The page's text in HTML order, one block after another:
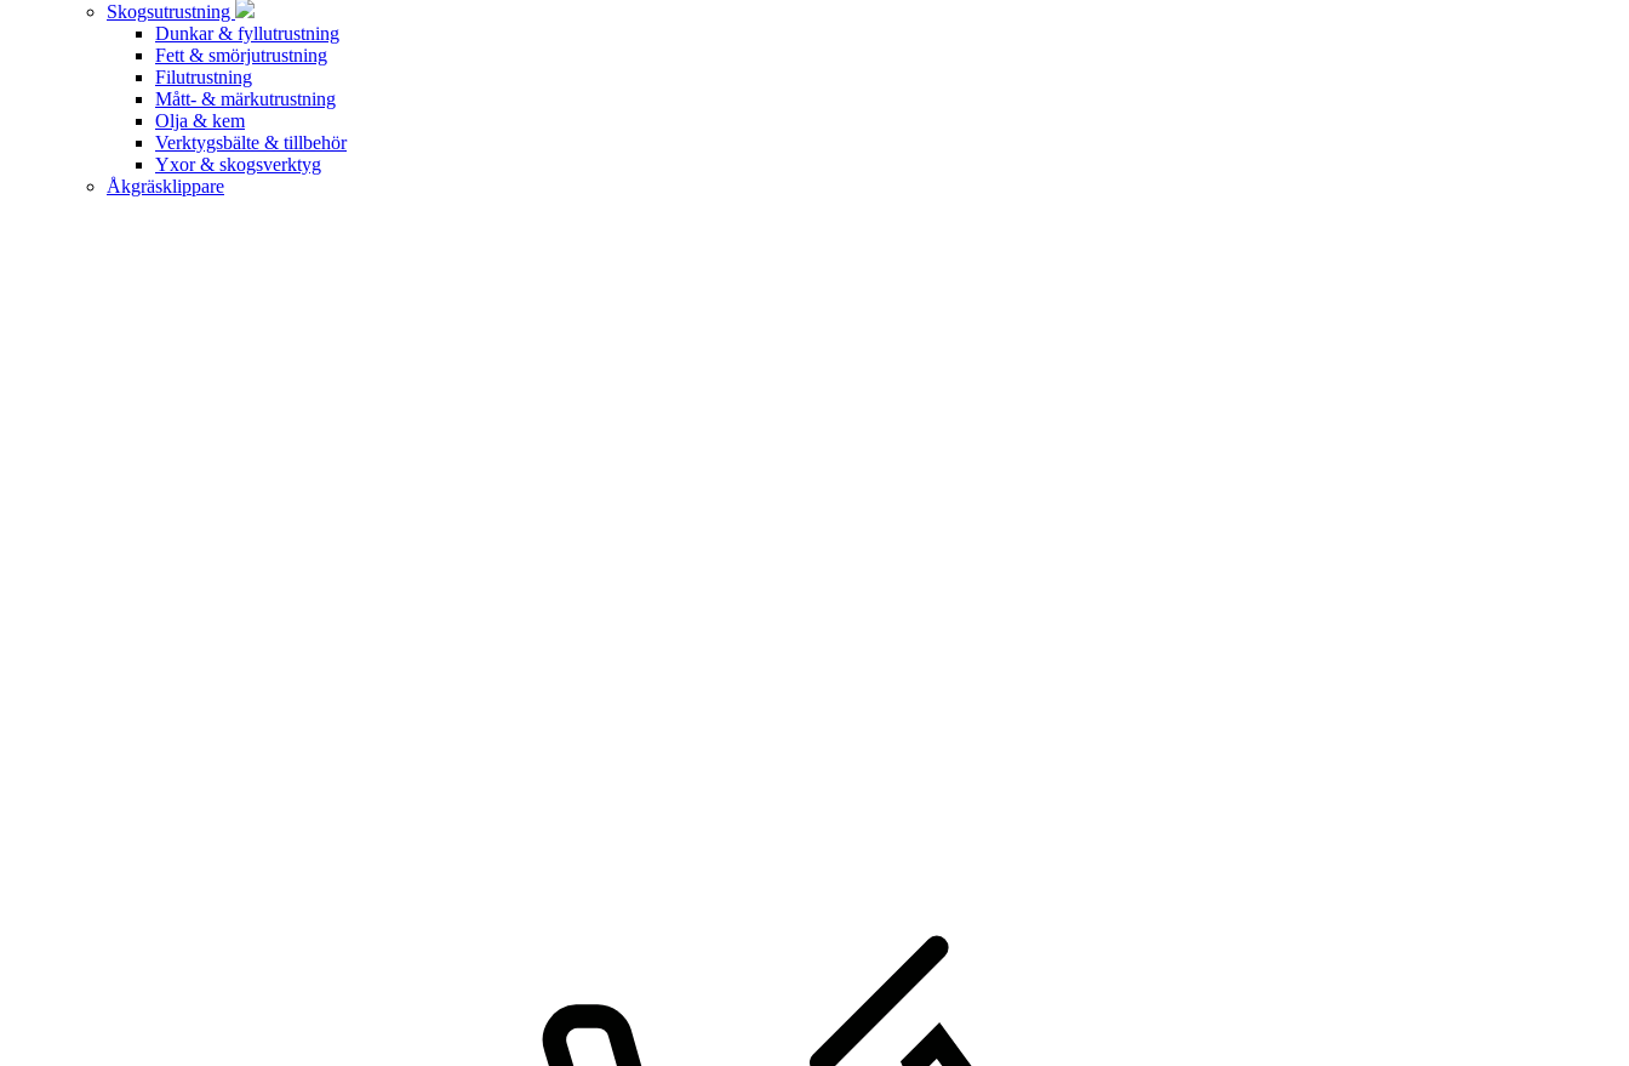
Skogsutrustning
Dunkar & fyllutrustning
Fett & smörjutrustning
Filutrustning
Mått- & märkutrustning
Olja & kem
Verktygsbälte & tillbehör
Yxor & skogsverktyg
Åkgräsklippare